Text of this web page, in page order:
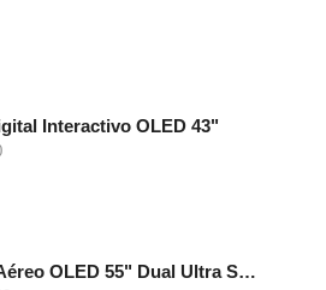
Interactivo OLED 43"
Pendón Aéreo OLED 55" Dual Ultra Slim - Indoor